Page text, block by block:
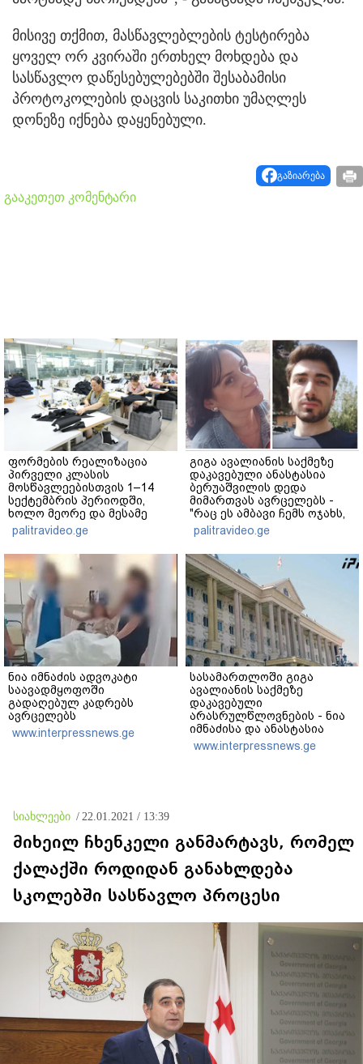
მისივე თქმით, მასწავლებლების ტესტირება
ყოველ ორ კვირაში ერთხელ მოხდება და
სასწავლო დაწესებულებებში შესაბამისი
პროტოკოლების დაცვის საკითხი უმაღლეს
დონეზე იქნება დაყენებული.
გაზიარება
გააკეთეთ კომენტარი
ფორმების რეალიზაცია
პირველი კლასის
მოსწავლეებისთვის 1–14
სექტემბრის პერიოდში,
ხოლო მეორე და მესამე
ეტაპებზე...
palitravideo.ge
გიგა ავალიანის საქმეზე
დაკავებული ანასტასია
ბერუაშვილის დედა
მიმართვას ავრცელებს -
"რაც ეს ამბავი ჩემს ოჯახს,
ჩემს ანასტასიას გადახდა
თავს, მის მერე მე მე არ
ვარ"
palitravideo.ge
ნია იმნაძის ადვოკატი
საავადმყოფოში
გადაღებულ კადრებს
ავრცელებს
www.interpressnews.ge
სასამართლოში გიგა
ავალიანის საქმეზე
დაკავებული
არასრულწლოვნების - ნია
იმნაძისა და ანასტასია
ბერუაშვილის პროცესი
მიმდინარეობს
www.interpressnews.ge
სიახლეები / 22.01.2021 / 13:39
მიხეილ ჩხენკელი განმარტავს, რომელ
ქალაქში როდიდან განახლდება
სკოლებში სასწავლო პროცესი